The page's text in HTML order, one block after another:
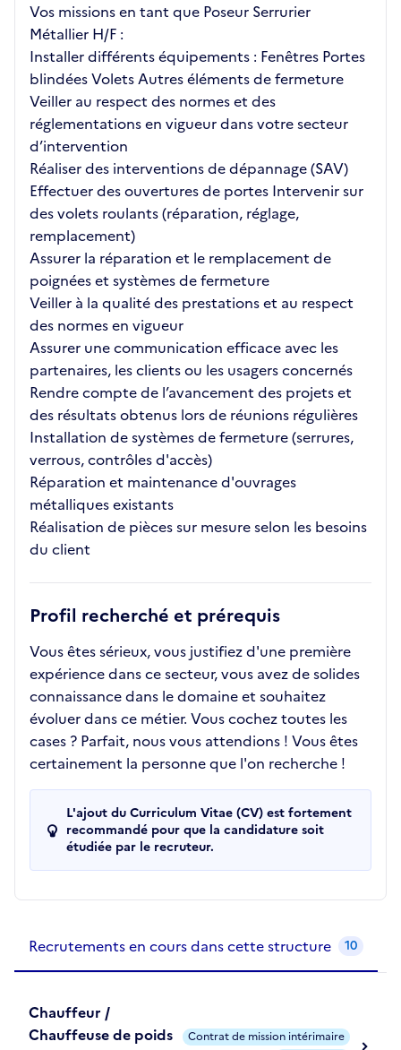
Vos missions en tant que Poseur Serrurier
Métallier H/F :
Installer différents équipements : Fenêtres Portes
blindées Volets Autres éléments de fermeture
Veiller au respect des normes et des
réglementations en vigueur dans votre secteur
d’intervention
Réaliser des interventions de dépannage (SAV)
Effectuer des ouvertures de portes Intervenir sur
des volets roulants (réparation, réglage,
remplacement)
Assurer la réparation et le remplacement de
poignées et systèmes de fermeture
Veiller à la qualité des prestations et au respect
des normes en vigueur
Assurer une communication efficace avec les
partenaires, les clients ou les usagers concernés
Rendre compte de l’avancement des projets et
des résultats obtenus lors de réunions régulières
Installation de systèmes de fermeture (serrures,
verrous, contrôles d'accès)
Réparation et maintenance d'ouvrages
métalliques existants
Réalisation de pièces sur mesure selon les besoins
du client
Profil recherché et prérequis
Vous êtes sérieux, vous justifiez d'une première
expérience dans ce secteur, vous avez de solides
connaissance dans le domaine et souhaitez
évoluer dans ce métier. Vous cochez toutes les
cases ? Parfait, nous vous attendions ! Vous êtes
certainement la personne que l'on recherche !
L'ajout du Curriculum Vitae (CV) est fortement
recommandé pour que la candidature soit
étudiée par le recruteur.
Recrutements en cours dans cette structure 10
Chauffeur /
Chauffeuse de poids
Contrat de mission intérimaire